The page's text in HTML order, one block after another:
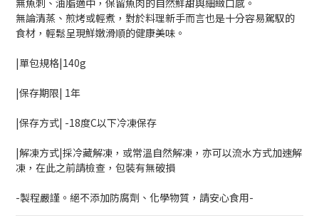
無魚刺、油脂適中，保留魚肉的自然鮮甜與細緻口感。
無論清蒸、煎烤或輕煮，對於料理新手而言也是十分容易駕馭的
食材，輕鬆呈現鮮嫩滑順的健康美味。
|單包規格|140g
|保存期限| 1年
|保存⽅式| -18度C以下冷凍保存
|解凍方式|採冷藏解凍，或常溫自然解凍，亦可以流水方式加速解
凍，在此之前請檢查，包裝有無破損
-製程嚴謹。絕不添加防腐劑、化學物質，請安心食用-